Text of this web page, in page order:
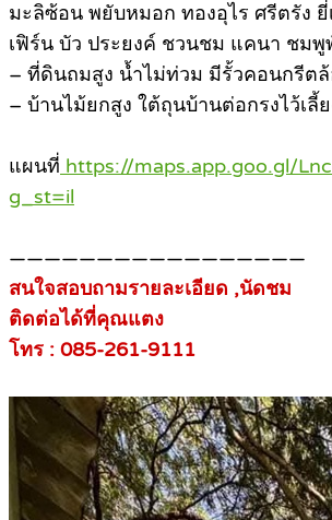
มะลิซ้อน พยับหมอก ทองอุไร ศรีตรัง ยี่
เฟิร์น บัว ประยงค์ ชวนชม แคนา ชม
– ที่ดินถมสูง น้ำไม่ท่วม มีรั้วคอนกรีต
– บ้านไม้ยกสูง ใต้ถุนบ้านต่อกรงไว้เลี้
แผนที่ https://maps.app.goo.gl/
g_st=il
—————————————————
สนใจสอบถามรายละเอียด ,นัดชม
ติดต่อได้ที่คุณแตง
โทร : 085-261-9111